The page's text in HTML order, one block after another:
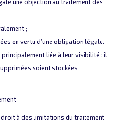
une objection au traitement des
;
en vertu d’une obligation légale.
liée à leur visibilité ; il
soient stockées
droit à des limitations du traitement